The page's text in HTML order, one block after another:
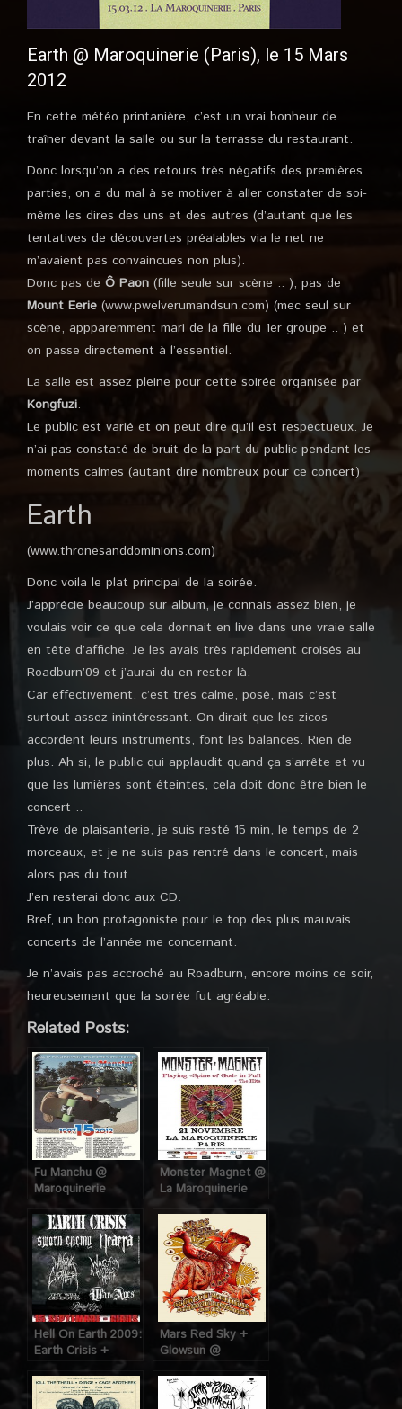
Earth @ Maroquinerie (Paris), le 15 Mars
2012
En cette météo printanière, c’est un vrai bonheur de
traîner devant la salle ou sur la terrasse du restaurant.
Donc lorsqu’on a des retours très négatifs des premières
parties, on a du mal à se motiver à aller constater de soi-
même les dires des uns et des autres (d’autant que les
tentatives de découvertes préalables via le net ne
m’avaient pas convaincues non plus).
Donc pas de Ô Paon (fille seule sur scène .. ), pas de
Mount Eerie (www.pwelverumandsun.com) (mec seul sur
scène, appparemment mari de la fille du 1er groupe .. ) et
on passe directement à l’essentiel.
La salle est assez pleine pour cette soirée organisée par
Kongfuzi.
Le public est varié et on peut dire qu’il est respectueux. Je
n’ai pas constaté de bruit de la part du public pendant les
moments calmes (autant dire nombreux pour ce concert)
Earth
(www.thronesanddominions.com)
Donc voila le plat principal de la soirée.
J’apprécie beaucoup sur album, je connais assez bien, je
voulais voir ce que cela donnait en live dans une vraie salle
en tête d’affiche. Je les avais très rapidement croisés au
Roadburn’09 et j’aurai du en rester là.
Car effectivement, c’est très calme, posé, mais c’est
surtout assez inintéressant. On dirait que les zicos
accordent leurs instruments, font les balances. Rien de
plus. Ah si, le public qui applaudit quand ça s’arrête et vu
que les lumières sont éteintes, cela doit donc être bien le
concert ..
Trève de plaisanterie, je suis resté 15 min, le temps de 2
morceaux, et je ne suis pas rentré dans le concert, mais
alors pas du tout.
J’en resterai donc aux CD.
Bref, un bon protagoniste pour le top des plus mauvais
concerts de l’année me concernant.
Je n’avais pas accroché au Roadburn, encore moins ce soir,
heureusement que la soirée fut agréable.
Related Posts:
Fu Manchu @
Maroquinerie
(Paris), le 19
Septembre 2012
Monster Magnet @
La Maroquinerie
(Paris), le 21
Novembre 2012
Hell On Earth 2009:
Earth Crisis +
Sworn Enemy … @
Gibus (Paris), le 15
septembre 2009
Mars Red Sky +
Glowsun @
Maroquinerie
(Paris), le 02
Octobre 2014